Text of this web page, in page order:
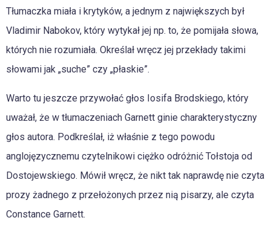
Tłumaczka miała i krytyków, a jednym z największych był
Vladimir Nabokov, który wytykał jej np. to, że pomijała słowa,
których nie rozumiała. Określał wręcz jej przekłady takimi
słowami jak „suche” czy „płaskie”.
Warto tu jeszcze przywołać głos Iosifa Brodskiego, który
uważał, że w tłumaczeniach Garnett ginie charakterystyczny
głos autora. Podkreślał, iż właśnie z tego powodu
anglojęzycznemu czytelnikowi ciężko odróżnić Tołstoja od
Dostojewskiego. Mówił wręcz, że nikt tak naprawdę nie czyta
prozy żadnego z przełożonych przez nią pisarzy, ale czyta
Constance Garnett.